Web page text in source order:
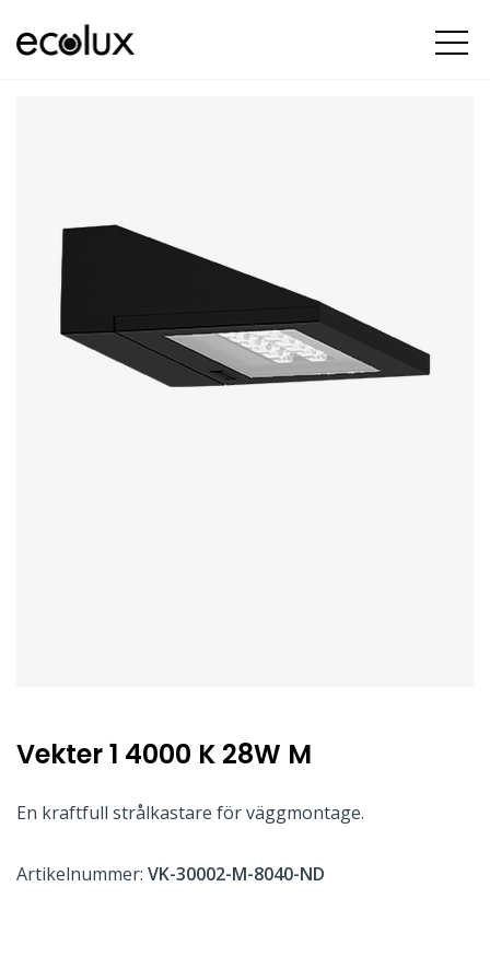
Vekter 1 4000 K 28W M
En kraftfull strålkastare för väggmontage.
Artikelnummer: VK-30002-M-8040-ND